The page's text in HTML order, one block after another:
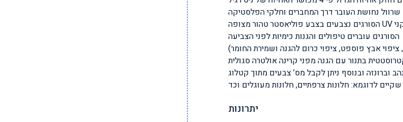
הסורגים עוברים טיפולים והגנות כימיות לפני הצביעה
יתרונות